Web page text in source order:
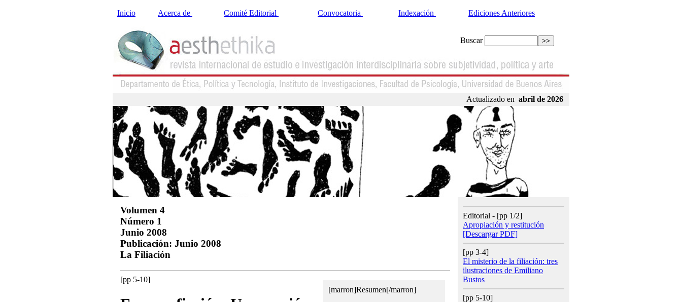
Inicio Acerca de Comité Editorial Convocatoria Indexación Ediciones Anteriores
Buscar
Actualizado en abril de 2026
Volumen 4
Número 1
Junio 2008
Publicación: Junio 2008
La Filiación
[marron]Resumen[/marron]
[pp 5-10]
Editorial - [pp 1/2]
Apropiación y restitución
[Descargar PDF]
[pp 3-4]
El misterio de la filiación: tres
ilustraciones de Emiliano
Bustos
[pp 5-10]